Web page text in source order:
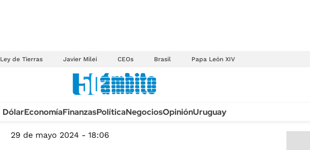
Ley de Tierras Javier Milei CEOs Brasil Papa León XIV
TECNOLOGÍA
MÉXICO
DólarEconomíaFinanzasPolíticaNegociosOpiniónUruguay
29 de mayo 2024 - 18:06